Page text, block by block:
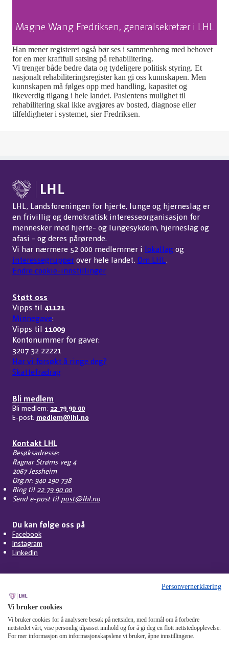
Magne Wang Fredriksen, generalsekretær i LHL
Han mener registeret også bør ses i sammenheng med behovet
for en mer kraftfull satsing på rehabilitering.
Vi trenger både bedre data og tydeligere politisk styring. Et
nasjonalt rehabiliteringsregister kan gi oss kunnskapen. Men
kunnskapen må følges opp med handling, kapasitet og
likeverdig tilgang i hele landet. Pasientens mulighet til
rehabilitering skal ikke avgjøres av bosted, diagnose eller
tilfeldigheter i systemet, sier Fredriksen.
LHL, Landsforeningen for hjerte, lunge og hjerneslag er
en frivillig og demokratisk interesseorganisasjon for
mennesker med hjerte- og lungesykdom, hjerneslag og
afasi - og deres pårørende.
Vi har nærmere 52 000 medlemmer i lokallagog
interessegrupperover hele landet. Om LHL.
Endre cookie-innstillinger
Støtt oss
Vipps til 41121
Minnegave:
Vipps til 11009
Kontonummer for gaver:
3207 32 22221
Har vi forsøkt å ringe deg?
Skattefradrag
Bli medlem
Bli medlem: 22 79 90 00
E-post: medlem@lhl.no
Kontakt LHL
Besøksadresse:
Ragnar Strøms veg 4
2067 Jessheim
Org.nr: 940 190 738
Ring til 22 79 90 00
Send e-post til post@lhl.no
Du kan følge oss på
Facebook
Instagram
LinkedIn
PersonvernCookiesTilgjengelighetOm nettstedet
Personvernerklæring
Vi bruker cookies
Vi bruker cookies for å analysere besøk på nettsiden, med formål om å forbedre
nettstedet vårt, vise personlig tilpasset innhold og for å gi deg en flott nettstedopplevelse.
For mer informasjon om informasjonskapslene vi bruker, åpne innstillingene.